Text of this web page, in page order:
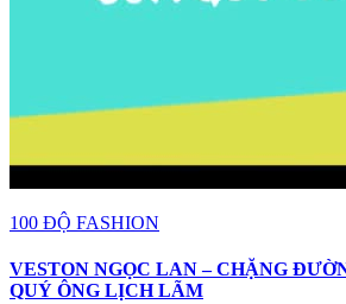
100 ĐỘ FASHION
VESTON NGỌC LAN – CHẶNG
QUÝ ÔNG LỊCH LÃM